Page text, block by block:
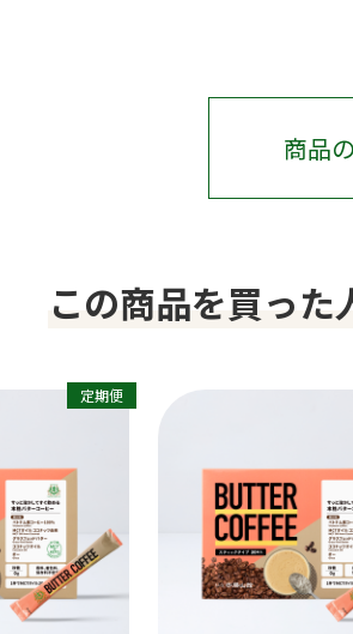
商品
この商品を買った
定期便